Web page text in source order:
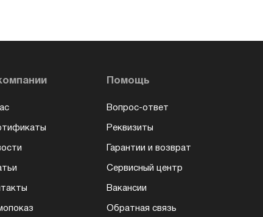
Помощь
Вопрос-ответ
Реквизиты
Гарантии и возврат
Сервисный центр
Вакансии
Обратная связь